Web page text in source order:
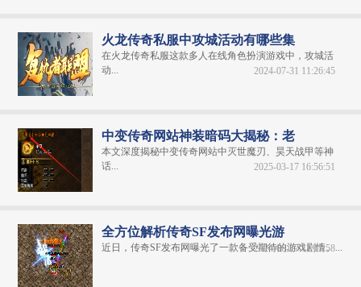
火龙传奇私服中攻城活动有哪些集
在火龙传奇私服这款多人在线角色扮演游戏中，攻城活
动...
2024-07-31 11:26:45
中变传奇网站神装暗码大揭秘：老
本文深度揭秘中变传奇网站中灭世魔刃、昊天战甲等神
话...
2025-03-17 16:56:51
全方位解析传奇SF发布网曝光游
近日，传奇SF发布网曝光了一款备受期待的游戏剧情。...
2024-06-27 11:15:58